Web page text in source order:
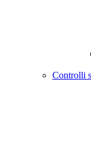
Controlli